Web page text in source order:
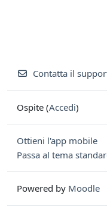
Contatta il
Ospite (Accedi)
Ottieni l'app mobile
Passa al tema
Powered by Moodle